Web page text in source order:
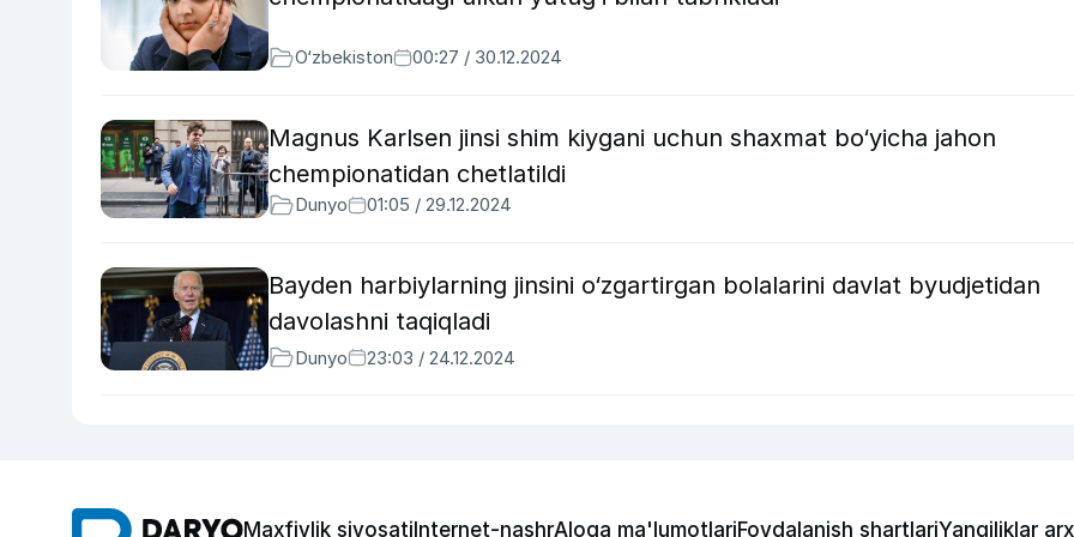
O‘zbekiston 00:27 / 30.12.2024
Magnus Karlsen jinsi shim kiygani uchun shaxmat bo‘yicha jahon
chempionatidan chetlatildi
Dunyo 01:05 / 29.12.2024
Bayden harbiylarning jinsini o‘zgartirgan bolalarini davlat byudjetidan
davolashni taqiqladi
Dunyo 23:03 / 24.12.2024
Maxfiylik siyosati Internet-nashrAloqa ma'lumotlariFoydalanish shartlariYangiliklar